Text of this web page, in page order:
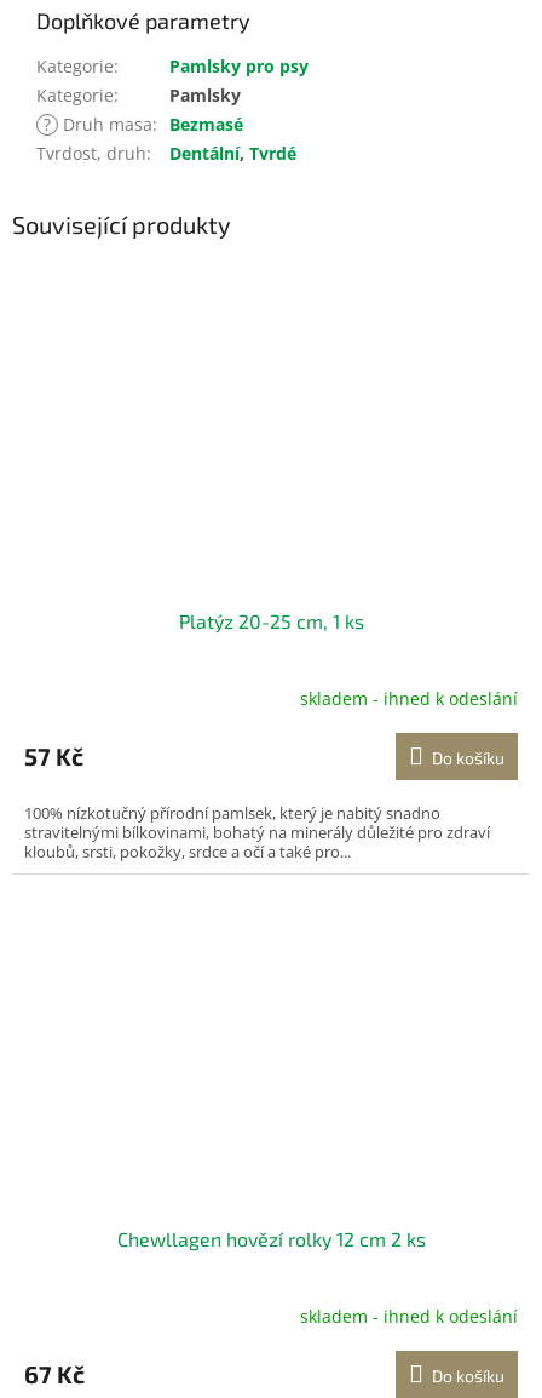
Doplňkové parametry
Kategorie:
Pamlsky pro psy
Kategorie:
Pamlsky
? Druh masa:
Bezmasé
Tvrdost, druh: Dentální, Tvrdé
Související produkty
Platýz 20-25 cm, 1 ks
produktu
je
z
5
hvězdiček.
skladem - ihned k odeslání
57 Kč Do košíku
100% nízkotučný přírodní pamlsek, který je nabitý snadno
stravitelnými bílkovinami, bohatý na minerály důležité pro zdraví
kloubů, srsti, pokožky, srdce a očí a také pro...
Chewllagen hovězí rolky 12 cm 2 ks
skladem - ihned k odeslání
67 Kč Do košíku